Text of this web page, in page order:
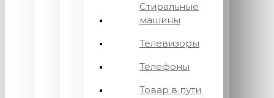
Стиральные
машины
Телевизоры
Телефоны
Товар в пути